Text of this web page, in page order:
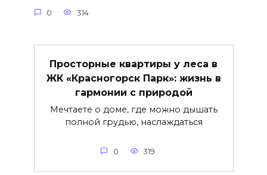
0 314
Просторные квартиры у леса в
ЖК «Красногорск Парк»: жизнь в
гармонии с природой
Мечтаете о доме, где можно дышать
полной грудью, наслаждаться
0 319